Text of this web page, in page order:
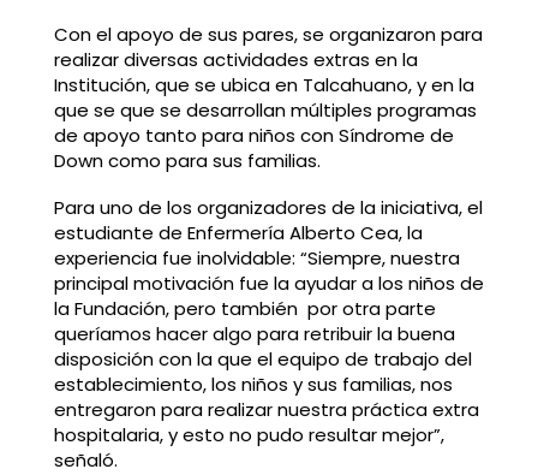
Con el apoyo de sus pares, se organizaron para
realizar diversas actividades extras en la
Institución, que se ubica en Talcahuano, y en la
que se que se desarrollan múltiples programas
de apoyo tanto para niños con Síndrome de
Down como para sus familias.
Para uno de los organizadores de la iniciativa, el
estudiante de Enfermería Alberto Cea, la
experiencia fue inolvidable: “Siempre, nuestra
principal motivación fue la ayudar a los niños de
la Fundación, pero también por otra parte
queríamos hacer algo para retribuir la buena
disposición con la que el equipo de trabajo del
establecimiento, los niños y sus familias, nos
entregaron para realizar nuestra práctica extra
hospitalaria, y esto no pudo resultar mejor”,
señaló.